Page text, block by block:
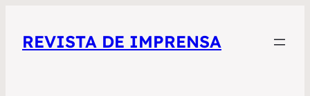
REVISTA DE IMPRENSA